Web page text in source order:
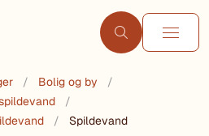
Bolig og by
Spildevand